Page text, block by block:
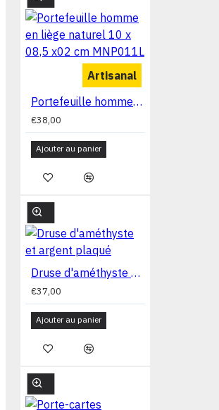
Artisanal
Portefeuille homme en liège naturel 10 x 08,5 x02 cm MNP011L
€38,00
Ajouter au panier
Druse d'améthyste et argent plaqué
€37,00
Ajouter au panier